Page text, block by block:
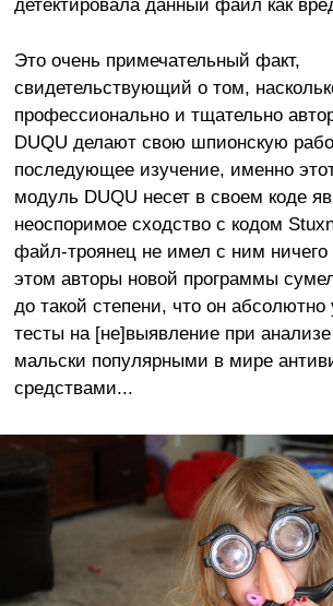
детектировала данный файл как
Это очень примечательный факт,
свидетельствующий о том,
профессионально и тщательно
DUQU делают свою шпионскую
последующее изучение, именно
модуль DUQU несет в своем коде
неоспоримое сходство с кодом
файл-троянец не имел с ним
этом авторы новой программы
до такой степени, что он
тесты на [не]выявление при
мальски популярными в мире
средствами...